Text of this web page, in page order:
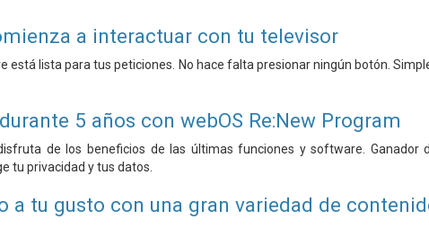
a interactuar con tu televisor
está lista para tus peticiones. No hace falta presionar ningún botón.
5 años con webOS Re:New Program
de los beneficios de las últimas funciones y software. Ganador
tu privacidad y tus datos.
a tu gusto con una gran variedad de